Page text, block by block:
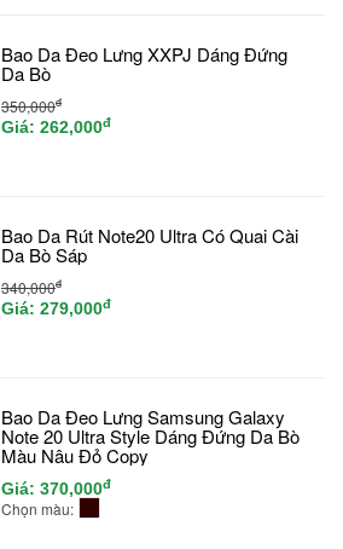
Bao Da Đeo Lưng XXPJ Dáng Đứng
Da Bò
350,000đ
Giá: 262,000đ
Bao Da Rút Note20 Ultra Có Quai Cài
Da Bò Sáp
340,000đ
Giá: 279,000đ
Bao Da Đeo Lưng Samsung Galaxy
Note 20 Ultra Style Dáng Đứng Da Bò
Màu Nâu Đỏ Copy
Giá: 370,000đ
Chọn màu: